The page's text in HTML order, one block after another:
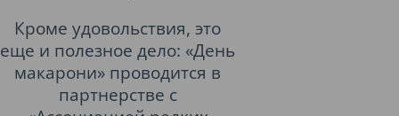
Кроме удовольствия, это
еще и полезное дело: «День
макарони» проводится в
партнерстве с